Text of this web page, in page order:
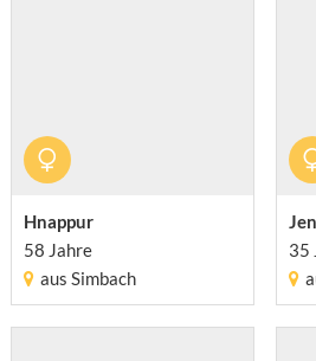
Hnappur
58 Jahre
aus Simbach
35